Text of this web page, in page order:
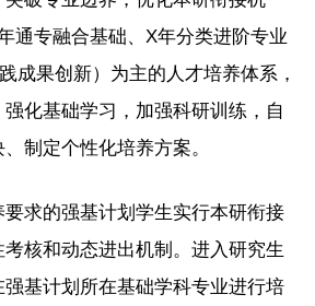
通专融合基础、X年分类进阶专业
成果创新）为主的人才培养体系，
化基础学习，加强科研训练，自
制定个性化培养方案。
求的强基计划学生实行本研衔接
核和动态进出机制。进入研究生
基计划所在基础学科专业进行培